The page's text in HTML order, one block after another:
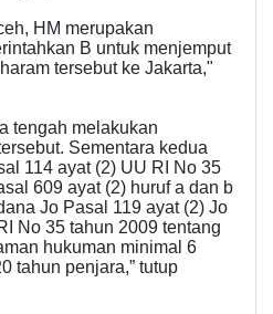
HM merupakan
B untuk menjemput
tersebut ke Jakarta,"
tengah melakukan
Sementara kedua
114 ayat (2) UU RI No 35
609 ayat (2) huruf a dan b
Jo Pasal 119 ayat (2) Jo
No 35 tahun 2009 tentang
hukuman minimal 6
tahun penjara,” tutup